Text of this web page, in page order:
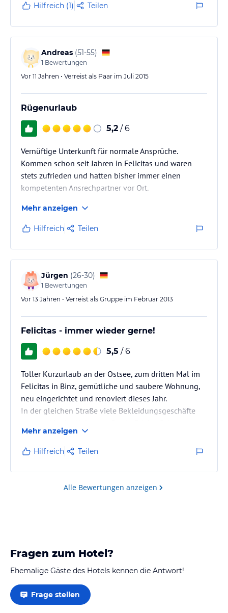
Hilfreich (1) Teilen
Andreas (51-55)
1 Bewertungen
Vor 11 Jahren • Verreist als Paar im Juli 2015
Rügenurlaub
5,2 / 6
Vernüftige Unterkunft für normale Ansprüche.
Kommen schon seit Jahren in Felicitas und waren
stets zufrieden und hatten bisher immer einen
kompetenten Ansrechpartner vor Ort.
Mehr anzeigen
Hilfreich Teilen
Jürgen (26-30)
1 Bewertungen
Vor 13 Jahren • Verreist als Gruppe im Februar 2013
Felicitas - immer wieder gerne!
5,5 / 6
Toller Kurzurlaub an der Ostsee, zum dritten Mal im
Felicitas in Binz, gemütliche und saubere Wohnung,
neu eingerichtet und renoviert dieses Jahr.
In der gleichen Straße viele Bekleidungsgeschäfte
noch ein paar Meter weiter,dann kommt man zur
Hauptstraße. Da sind auch viele Geschäfte zum
Wenn man zum Strand will, dann ist es auch nicht
weit, man muss nur die Straße herunter gehen, dann
Mehr anzeigen
Hilfreich Teilen
Alle Bewertungen anzeigen
Fragen zum Hotel?
Ehemalige Gäste des Hotels kennen die Antwort!
Frage stellen